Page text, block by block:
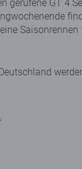
GT 4